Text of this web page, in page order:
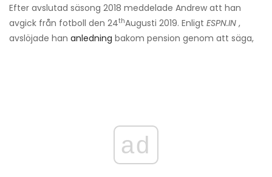
Efter avslutad säsong 2018 meddelade Andrew att han
avgick från fotboll den 24thAugusti 2019. Enligt ESPN.IN ,
avslöjade han anledning bakom pension genom att säga,
ad